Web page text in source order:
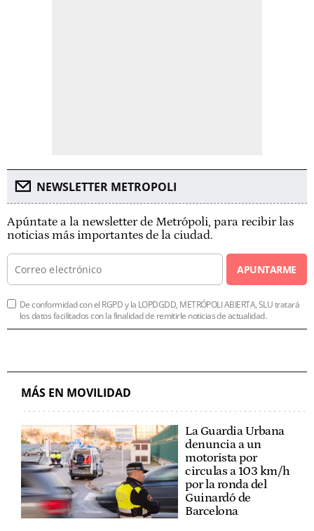
NEWSLETTER METROPOLI
Apúntate a la newsletter de Metrópoli, para recibir las
noticias más importantes de la ciudad.
APUNTARME
De conformidad con el RGPD y la LOPDGDD, METRÓPOLI ABIERTA, SLU tratará
los datos facilitados con la finalidad de remitirle noticias de actualidad.
MÁS EN MOVILIDAD
La Guardia Urbana
denuncia a un
motorista por
circulas a 103 km/h
por la ronda del
Guinardó de
Barcelona